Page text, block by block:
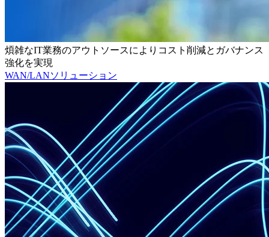
煩雑なIT業務のアウトソースによりコスト削減とガバナンス
強化を実現
WAN/LANソリューション